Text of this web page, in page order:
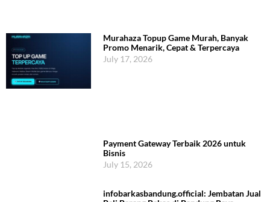
Murahaza Topup Game Murah, Banyak
Promo Menarik, Cepat & Terpercaya
July 17, 2026
Payment Gateway Terbaik 2026 untuk
Bisnis
July 15, 2026
infobarkasbandung.official: Jembatan Jual